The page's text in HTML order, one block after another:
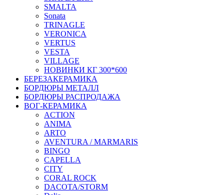
SMALTA
Sonata
TRINAGLE
VERONICA
VERTUS
VESTA
VILLAGE
НОВИНКИ КГ 300*600
БЕРЕЗАКЕРАМИКА
БОРДЮРЫ МЕТАЛЛ
БОРДЮРЫ РАСПРОДАЖА
ВОГ-КЕРАМИКА
ACTION
ANIMA
ARTO
AVENTURA / MARMARIS
BINGO
CAPELLA
CITY
CORAL ROCK
DACOTA/STORM